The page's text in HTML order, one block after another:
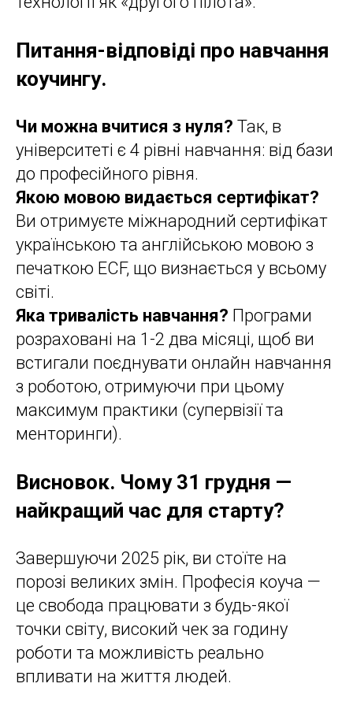
Питання-відповіді про навчання
коучингу.
Чи можна вчитися з нуля? Так, в
університеті є 4 рівні навчання: від бази
до професійного рівня.
Якою мовою видається сертифікат?
Ви отримуєте міжнародний сертифікат
українською та англійською мовою з
печаткою ECF, що визнається у всьому
світі.
Яка тривалість навчання? Програми
розраховані на 1-2 два місяці, щоб ви
встигали поєднувати онлайн навчання
з роботою, отримуючи при цьому
максимум практики (супервізії та
менторинги).
Висновок. Чому 31 грудня —
найкращий час для старту?
Завершуючи 2025 рік, ви стоїте на
порозі великих змін. Професія коуча —
це свобода працювати з будь-якої
точки світу, високий чек за годину
роботи та можливість реально
впливати на життя людей.